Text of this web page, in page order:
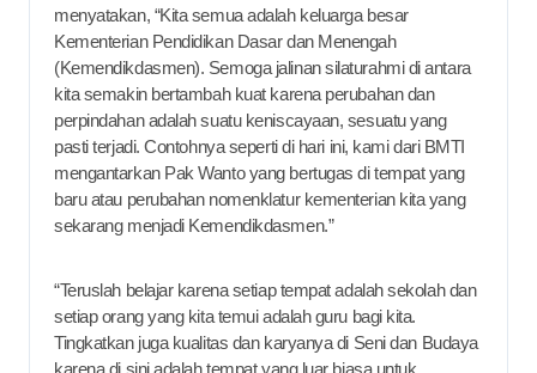
menyatakan, “Kita semua adalah keluarga besar
Kementerian Pendidikan Dasar dan Menengah
(Kemendikdasmen). Semoga jalinan silaturahmi di antara
kita semakin bertambah kuat karena perubahan dan
perpindahan adalah suatu keniscayaan, sesuatu yang
pasti terjadi. Contohnya seperti di hari ini, kami dari BMTI
mengantarkan Pak Wanto yang bertugas di tempat yang
baru atau perubahan nomenklatur kementerian kita yang
sekarang menjadi Kemendikdasmen.”
“Teruslah belajar karena setiap tempat adalah sekolah dan
setiap orang yang kita temui adalah guru bagi kita.
Tingkatkan juga kualitas dan karyanya di Seni dan Budaya
karena di sini adalah tempat yang luar biasa untuk